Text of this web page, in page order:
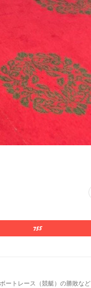
トレース（競艇）の勝敗など